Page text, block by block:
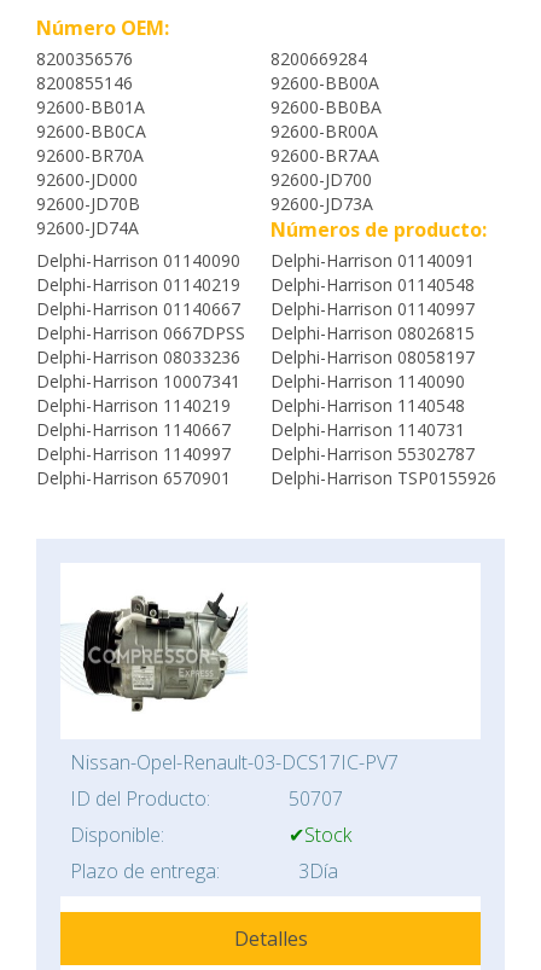
Número OEM:
8200356576
8200669284
8200855146
92600-BB00A
92600-BB01A
92600-BB0BA
92600-BB0CA
92600-BR00A
92600-BR70A
92600-BR7AA
92600-JD000
92600-JD700
92600-JD70B
92600-JD73A
92600-JD74A
Números de producto:
Delphi-Harrison 01140090
Delphi-Harrison 01140091
Delphi-Harrison 01140219
Delphi-Harrison 01140548
Delphi-Harrison 01140667
Delphi-Harrison 01140997
Delphi-Harrison 0667DPSS
Delphi-Harrison 08026815
Delphi-Harrison 08033236
Delphi-Harrison 08058197
Delphi-Harrison 10007341
Delphi-Harrison 1140090
Delphi-Harrison 1140219
Delphi-Harrison 1140548
Delphi-Harrison 1140667
Delphi-Harrison 1140731
Delphi-Harrison 1140997
Delphi-Harrison 55302787
Delphi-Harrison 6570901
Delphi-Harrison TSP0155926
Nissan-Opel-Renault-03-DCS17IC-PV7
ID del Producto:
50707
Disponible:
✔Stock
Plazo de entrega:
3Día
Detalles